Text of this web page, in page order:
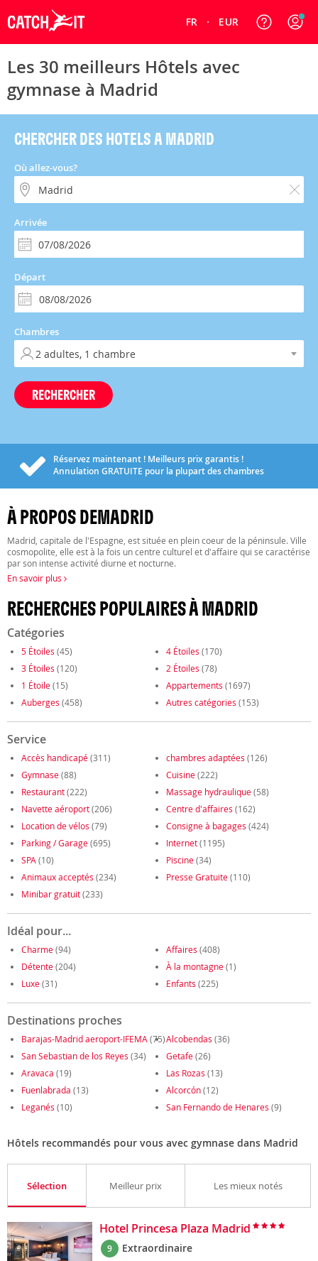
FR EUR
Les 30 meilleurs Hôtels avec
gymnase à Madrid
CHERCHER DES HOTELS A MADRID
Où allez-vous?
Arrivée
Départ
Chambres
RECHERCHER
Réservez maintenant ! Meilleurs prix garantis !
Annulation GRATUITE pour la plupart des chambres
À PROPOS DEMADRID
Madrid, capitale de l'Espagne, est située en plein coeur de la péninsule. Ville
cosmopolite, elle est à la fois un centre culturel et d'affaire qui se caractérise
par son intense activité diurne et nocturne.
En savoir plus
RECHERCHES POPULAIRES À MADRID
Catégories
5 Étoiles (45) 4 Étoiles (170)
3 Étoiles (120) 2 Étoiles (78)
1 Étoile(15) Appartements (1697)
Auberges (458) Autres catégories (153)
Service
Accès handicapé(311) chambres adaptées (126)
Gymnase(88) Cuisine(222)
Restaurant(222) Massage hydraulique(58)
Navette aéroport(206) Centre d'affaires (162)
Location de vélos (79) Consigne à bagages (424)
Parking / Garage(695) Internet(1195)
SPA (10) Piscine(34)
Animaux acceptés (234) Presse Gratuite(110)
Minibar gratuit(233)
Idéal pour...
Charme(94) Affaires (408)
Détente(204) À la montagne(1)
Luxe(31) Enfants (225)
Destinations proches
Barajas-Madrid aeroport-IFEMA (75)Alcobendas (36)
San Sebastian de los Reyes (34) Getafe(26)
Aravaca (19) Las Rozas (13)
Fuenlabrada (13) Alcorcón(12)
Leganés (10) San Fernando de Henares (9)
Hôtels recommandés pour vous avec gymnase dans Madrid
Sélection Meilleur prix Les mieux notés
Hotel Princesa Plaza Madrid
9 Extraordinaire